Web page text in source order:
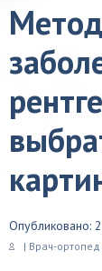
Опубликовано:
| Врач-